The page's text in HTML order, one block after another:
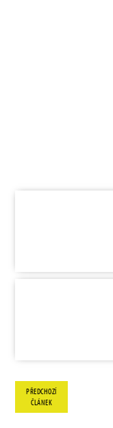
PŘEDCHOZÍ
ČLÁNEK